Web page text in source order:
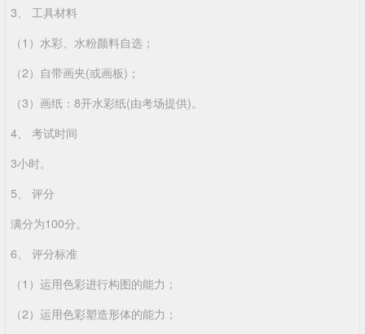
3、 工具材料
（1）水彩、水粉颜料自选；
（2）自带画夹(或画板)；
（3）画纸：8开水彩纸(由考场提供)。
4、 考试时间
3小时。
5、 评分
满分为100分。
6、 评分标准
（1）运用色彩进行构图的能力；
（2）运用色彩塑造形体的能力；